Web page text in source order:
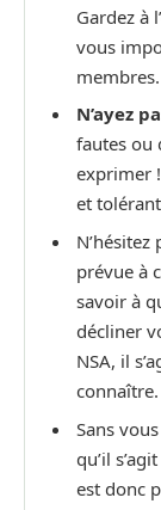
Gardez à
vous
N’ayez
fautes ou
exprimer
et
N’hésitez
prévue à
savoir à
décliner
NSA, il
connaître.
Sans
qu’il
est donc